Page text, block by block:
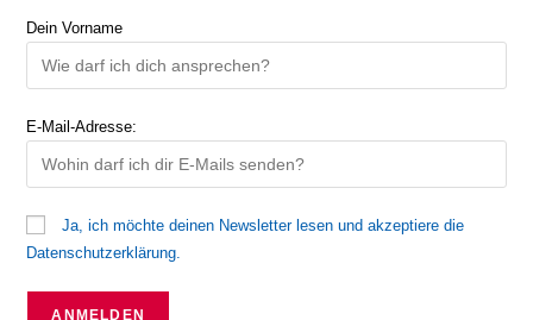
Dein Vorname
E-Mail-Adresse:
Ja, ich möchte deinen Newsletter lesen und akzeptiere die
Datenschutzerklärung.